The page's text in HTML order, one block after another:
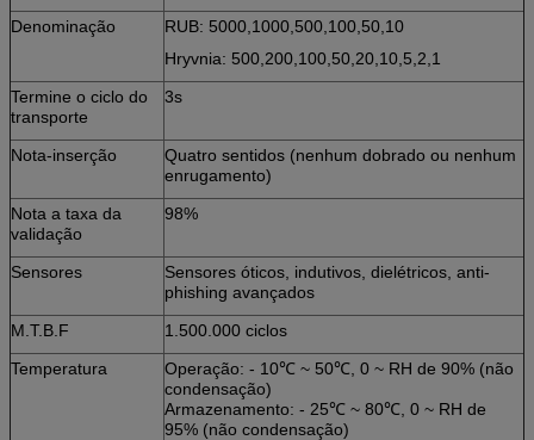
Denominação
RUB: 5000,1000,500,100,50,10
Hryvnia: 500,200,100,50,20,10,5,2,1
Termine o ciclo do
transporte
3s
Nota-inserção
Quatro sentidos (nenhum dobrado ou nenhum
enrugamento)
Nota a taxa da
validação
98%
Sensores
Sensores óticos, indutivos, dielétricos, anti-
phishing avançados
M.T.B.F
1.500.000 ciclos
Temperatura
Operação: - 10℃ ~ 50℃, 0 ~ RH de 90% (não
condensação)
Armazenamento: - 25℃ ~ 80℃, 0 ~ RH de
95% (não condensação)